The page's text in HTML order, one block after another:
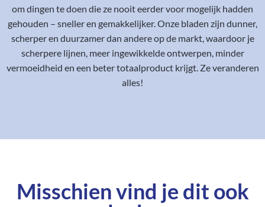
om dingen te doen die ze nooit eerder voor mogelijk hadden
gehouden – sneller en gemakkelijker. Onze bladen zijn dunner,
scherper en duurzamer dan andere op de markt, waardoor je
scherpere lijnen, meer ingewikkelde ontwerpen, minder
vermoeidheid en een beter totaalproduct krijgt. Ze veranderen
alles!
Misschien vind je dit ook